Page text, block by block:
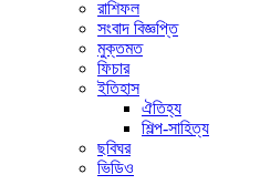
রাশিফল
সংবাদ বিজ্ঞপ্তি
মুক্তমত
ফিচার
ইতিহাস
ঐতিহ্য
শিল্প-সাহিত্য
ছবিঘর
ভিডিও